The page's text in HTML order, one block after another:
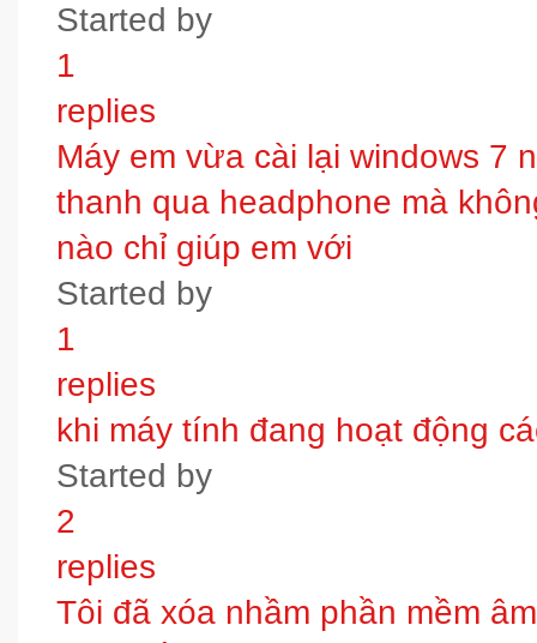
Started by
1
replies
Máy em vừa cài lại windows 7
thanh qua headphone mà
nào chỉ giúp em với
Started by
1
replies
khi máy tính đang hoạt động
Started by
2
replies
Tôi đã xóa nhầm phần mềm